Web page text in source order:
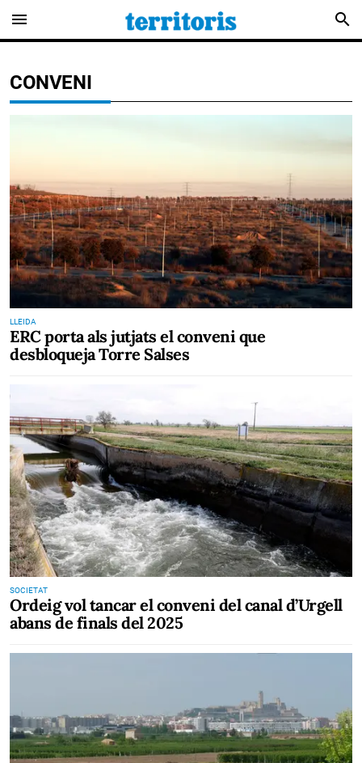
menu search
CONVENI
LLEIDA
ERC porta als jutjats el conveni que
desbloqueja Torre Salses
SOCIETAT
Ordeig vol tancar el conveni del canal d’Urgell
abans de finals del 2025